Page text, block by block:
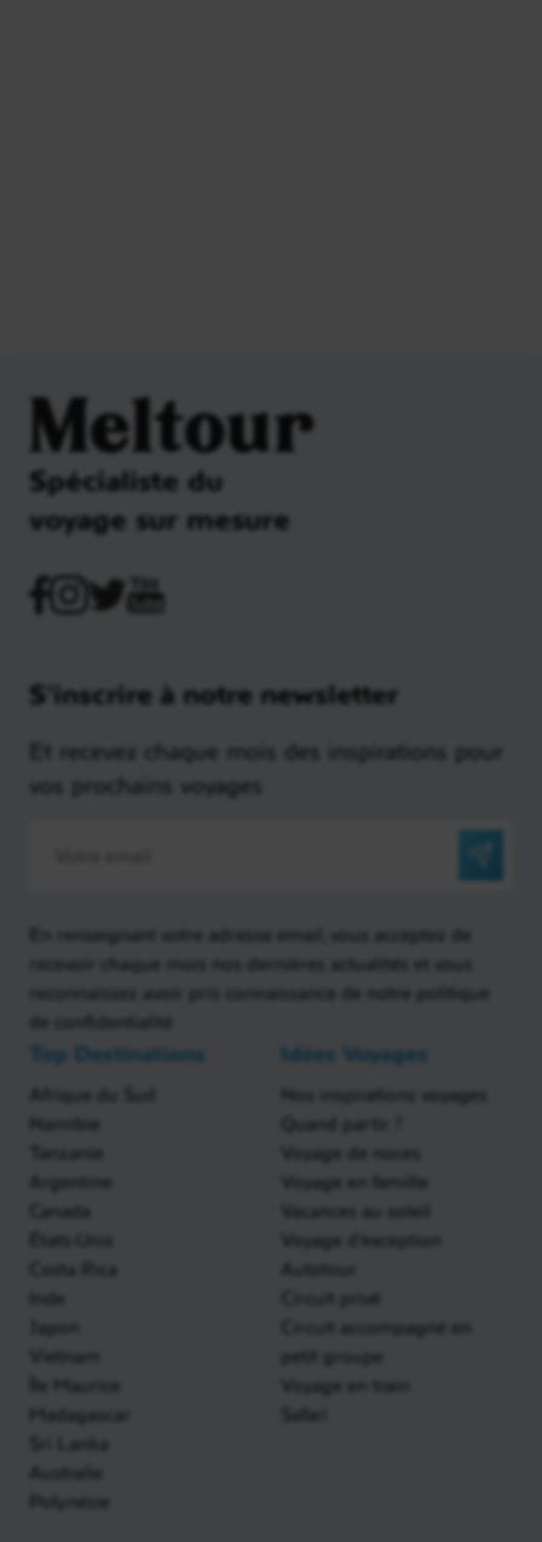
Meltour
Spécialiste du
voyage sur mesure
S'inscrire à notre newsletter
Et recevez chaque mois des inspirations pour
vos prochains voyages
En renseignant votre adresse email, vous acceptez de
recevoir chaque mois nos dernières actualités et vous
reconnaissez avoir pris connaissance de notre politique
de confidentialité
Top Destinations
Afrique du Sud
Namibie
Tanzanie
Argentine
Canada
États-Unis
Costa Rica
Inde
Japon
Vietnam
Île Maurice
Madagascar
Sri Lanka
Australie
Polynésie
Idées Voyages
Nos inspirations voyages
Quand partir ?
Voyage de noces
Voyage en famille
Vacances au soleil
Voyage d'exception
Autotour
Circuit privé
Circuit accompagné en
petit groupe
Voyage en train
Safari